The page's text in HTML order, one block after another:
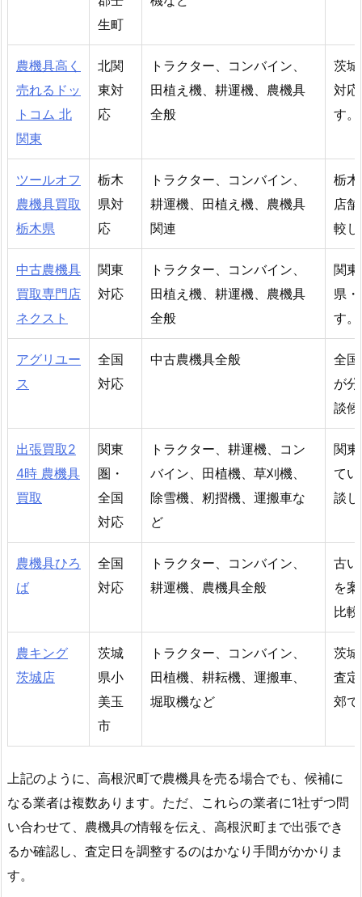
生町
農機具高く
売れるドッ
トコム 北
関東
北関
東対
応
トラクター、コンバイン、
田植え機、耕運機、農機具
全般
茨
対
す
ツールオフ
農機具買取
栃木県
栃木
県対
応
トラクター、コンバイン、
耕運機、田植え機、農機具
関連
栃
店
較
中古農機具
買取専門店
ネクスト
関東
対応
トラクター、コンバイン、
田植え機、耕運機、農機具
全般
関
県
す
アグリユー
ス
全国
対応
中古農機具全般
全
が
談
出張買取2
4時 農機具
買取
関東
圏・
全国
対応
トラクター、耕運機、コン
バイン、田植機、草刈機、
除雪機、籾摺機、運搬車な
ど
関
て
談
農機具ひろ
ば
全国
対応
トラクター、コンバイン、
耕運機、農機具全般
古
を
比
農キング
茨城店
茨城
県小
美玉
市
トラクター、コンバイン、
田植機、耕耘機、運搬車、
堀取機など
茨
査
郊
上記のように、高根沢町で農機具を売る場合でも、候補に
なる業者は複数あります。ただ、これらの業者に1社ずつ問
い合わせて、農機具の情報を伝え、高根沢町まで出張でき
るか確認し、査定日を調整するのはかなり手間がかかりま
す。